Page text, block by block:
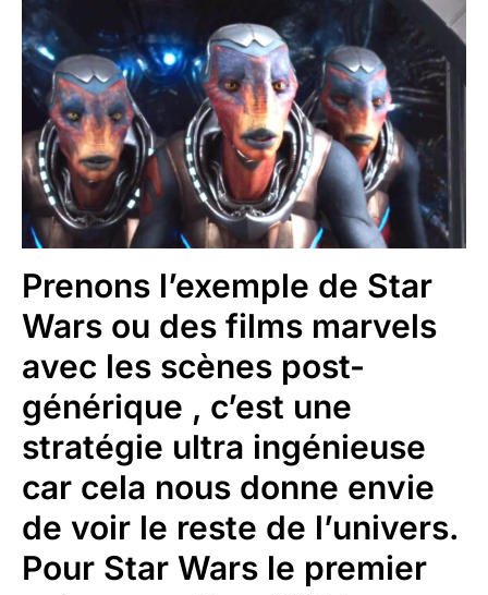
Prenons l’exemple de Star
Wars ou des films marvels
avec les scènes post-
générique , c’est une
stratégie ultra ingénieuse
car cela nous donne envie
de voir le reste de l’univers.
Pour Star Wars le premier